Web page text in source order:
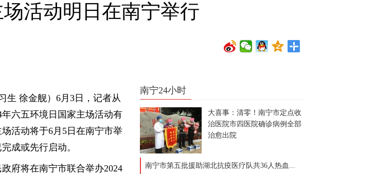
活动明日在南宁举行
生 徐金舰）6月3日，记者从
年六五环境日国家主场活动有
活动将于6月5日在南宁市举
成或先行启动。
府将在南宁市联合举办2024
南宁24小时
大喜事：清零！南宁市定点收
治医院市四医院确诊病例全部
治愈出院
南宁市第五批援助湖北抗疫医疗队共36人热血...